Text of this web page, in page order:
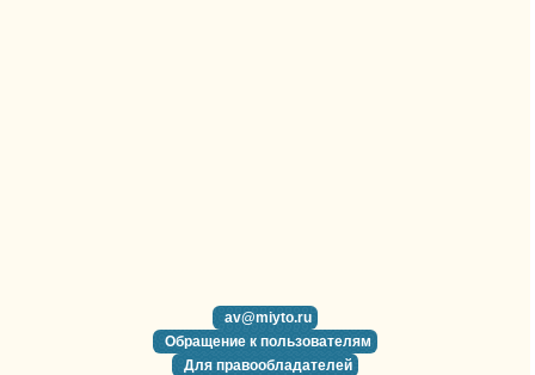
av@miyto.ru
Обращение к пользователям
Для правообладателей